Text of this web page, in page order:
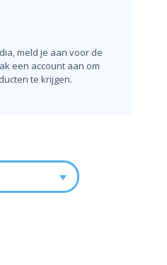
meld je aan voor de
een account aan om
te krijgen.